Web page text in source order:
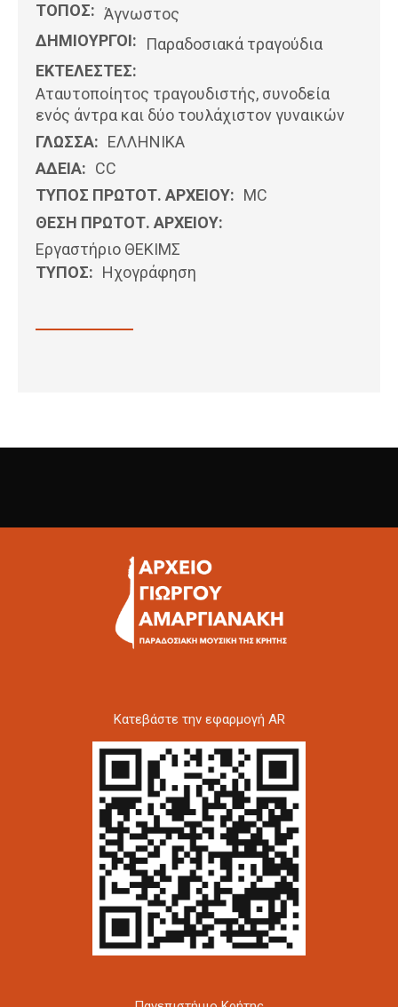
ΤΟΠΟΣ: Άγνωστος
ΔΗΜΙΟΥΡΓΟΙ:
Παραδοσιακά τραγούδια
ΕΚΤΕΛΕΣΤΕΣ:
Αταυτοποίητος τραγουδιστής, συνοδεία
ενός άντρα και δύο τουλάχιστον γυναικών
ΓΛΩΣΣΑ: ΕΛΛΗΝΙΚΆ
ΑΔΕΙΑ: CC
ΤΥΠΟΣ ΠΡΩΤΟΤ. ΑΡΧΕΙΟΥ: MC
ΘΕΣΗ ΠΡΩΤΟΤ. ΑΡΧΕΙΟΥ:
Εργαστήριο ΘΕΚΙΜΣ
ΤΥΠΟΣ: Ηχογράφηση
Kατεβάστε την εφαρμογή AR